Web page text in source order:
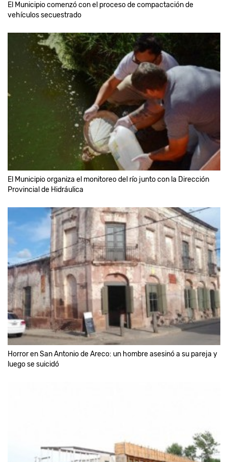
El Municipio comenzó con el proceso de compactación de
vehículos secuestrado
El Municipio organiza el monitoreo del río junto con la Dirección
Provincial de Hidráulica
Horror en San Antonio de Areco: un hombre asesinó a su pareja y
luego se suicidó